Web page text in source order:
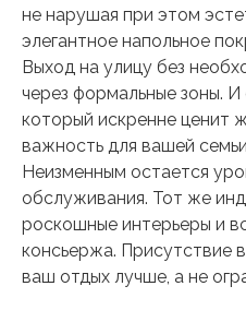
не нарушая при этом
элегантное напольное
Выход на улицу без
через формальные зоны. И
который искренне ценит
важность для вашей
Неизменным остается
обслуживания. Тот же
роскошные интерьеры и
консьержа. Присутствие
ваш отдых лучше, а не